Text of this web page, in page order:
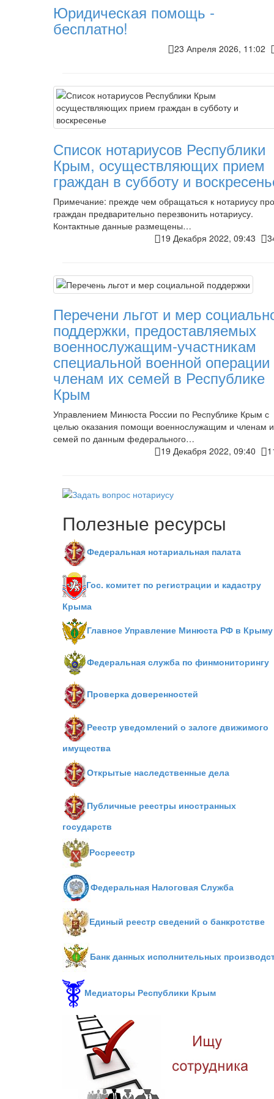
Юридическая помощь -
бесплатно!
23 Апреля 2026, 11:02
Список нотариусов Республики
Крым, осуществляющих прием
граждан в субботу и
Примечание: прежде чем обращаться к нотариусу
граждан предварительно перезвонить нотариусу.
Контактные данные размещены…
19 Декабря 2022, 09:43
Перечени льгот и мер
поддержки, предоставляемых
военнослужащим-участникам
специальной военной операции
членам их семей в Республике
Крым
Управлением Минюста России по Республике Крым с
целью оказания помощи военнослужащим и членам
семей по данным федерального…
19 Декабря 2022, 09:40
Полезные ресурсы
Федеральная нотариальная палата
Гос. комитет по регистрации и кадастру
Крыма
Главное Управление Минюста РФ в Крыму
Федеральная служба по финмониторингу
Проверка доверенностей
Реестр уведомлений о залоге движимого
имущества
Открытые наследственные дела
Публичные реестры иностранных
государств
Росреестр
Федеральная Налоговая Служба
Единый реестр сведений о банкротстве
Банк данных исполнительных
Медиаторы Республики Крым